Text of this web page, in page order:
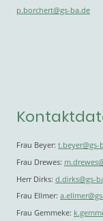
p.borchert@gs-ba.de
Frau Beyer: t.beyer@gs-
Frau Drewes:
Herr Dirks: d.dirks@gs-
Frau Ellmer:
Frau Gemmeke: